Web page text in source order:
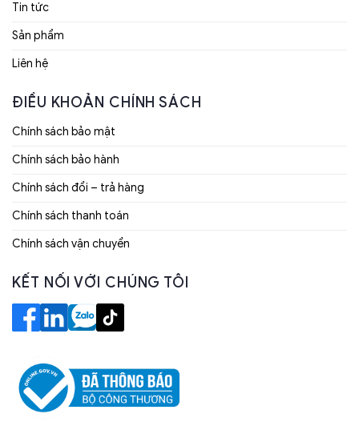
Tin tức
Sản phẩm
Liên hệ
ĐIỀU KHOẢN CHÍNH SÁCH
Chính sách bảo mật
Chính sách bảo hành
Chính sách đổi – trả hàng
Chính sách thanh toán
Chính sách vận chuyển
KẾT NỐI VỚI CHÚNG TÔI